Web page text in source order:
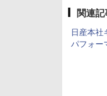
関連記
日産本社
パフォー